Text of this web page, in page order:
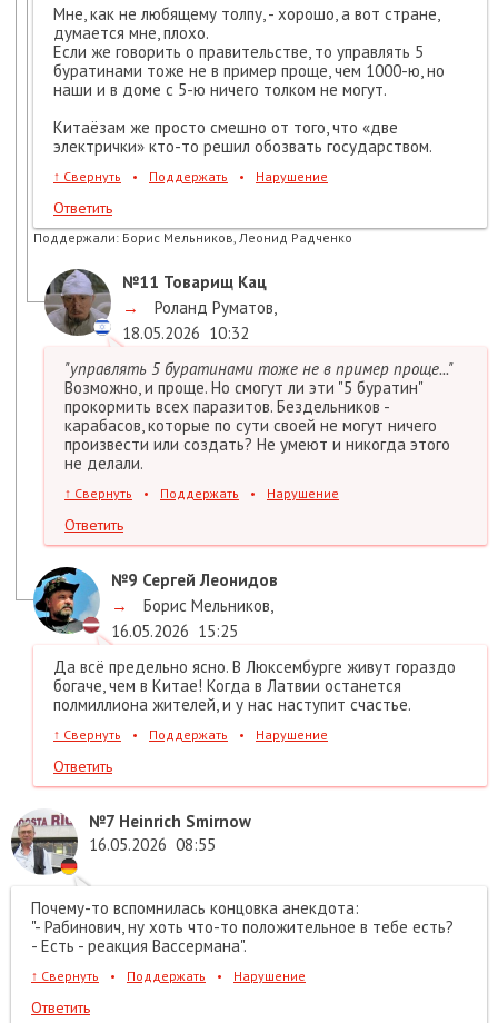
Мне, как не любящему толпу, - хорошо, а вот стране,
думается мне, плохо.
Если же говорить о правительстве, то управлять 5
буратинами тоже не в пример проще, чем 1000-ю, но
наши и в доме с 5-ю ничего толком не могут.
Китаёзам же просто смешно от того, что «две
электрички» кто-то решил обозвать государством.
↑ Свернуть • Поддержать • Нарушение
Ответить
Поддержали: Борис Мельников, Леонид Радченко
№11 Товарищ Кац
→
Роланд Руматов
18.05.2026 10:32
"управлять 5 буратинами тоже не в пример проще..."
Возможно, и проще. Но смогут ли эти "5 буратин"
прокормить всех паразитов. Бездельников -
карабасов, которые по сути своей не могут ничего
произвести или создать? Не умеют и никогда этого
не делали.
↑ Свернуть • Поддержать • Нарушение
Ответить
№9 Сергей Леонидов
→
Борис Мельников
16.05.2026 15:25
Да всё предельно ясно. В Люксембурге живут гораздо
богаче, чем в Китае! Когда в Латвии останется
полмиллиона жителей, и у нас наступит счастье.
↑ Свернуть • Поддержать • Нарушение
Ответить
№7 Heinrich Smirnow
16.05.2026 08:55
Почему-то вспомнилась концовка анекдота:
"- Рабинович, ну хоть что-то положительное в тебе есть?
- Есть - реакция Вассермана".
↑ Свернуть • Поддержать • Нарушение
Ответить